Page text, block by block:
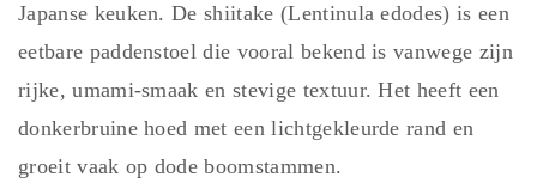
Japanse keuken. De shiitake (Lentinula edodes) is een
eetbare paddenstoel die vooral bekend is vanwege zijn
rijke, umami-smaak en stevige textuur. Het heeft een
donkerbruine hoed met een lichtgekleurde rand en
groeit vaak op dode boomstammen.